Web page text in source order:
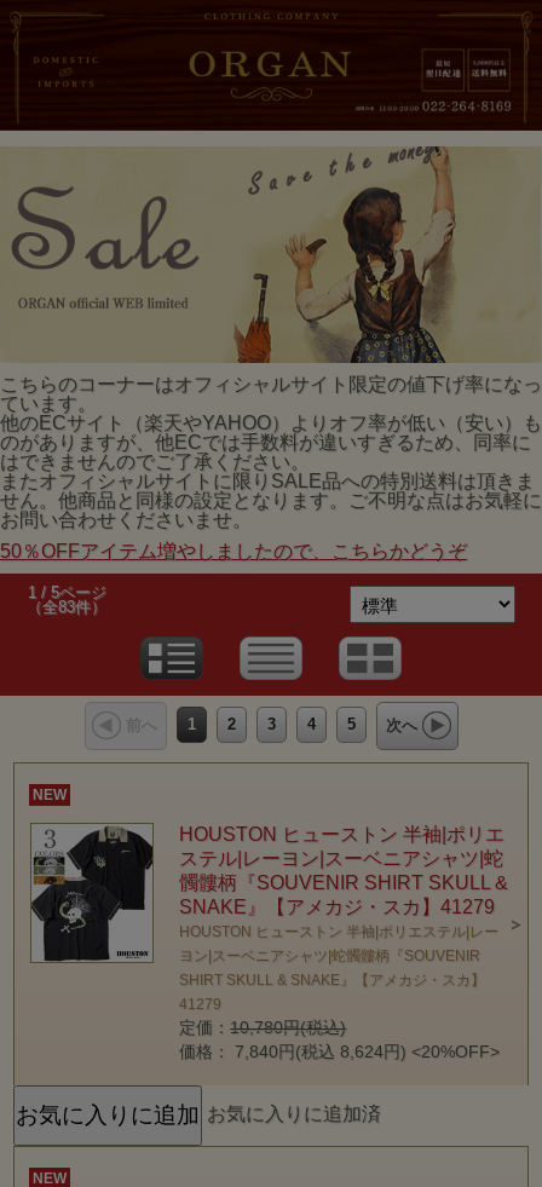
こちらのコーナーはオフィシャルサイト限定の値下げ率になっ
ています。
他のECサイト（楽天やYAHOO）よりオフ率が低い（安い）も
のがありますが、他ECでは手数料が違いすぎるため、同率に
はできませんのでご了承ください。
またオフィシャルサイトに限りSALE品への特別送料は頂きま
せん。他商品と同様の設定となります。ご不明な点はお気軽に
お問い合わせくださいませ。
50％OFFアイテム増やしましたので、こちらかどうぞ
1 / 5ページ
（全83件）
前へ 1 2 3 4 5 次へ
NEW
HOUSTON ヒューストン 半袖|ポリエ
ステル|レーヨン|スーベニアシャツ|蛇
髑髏柄『SOUVENIR SHIRT SKULL &
SNAKE』【アメカジ・スカ】41279
HOUSTON ヒューストン 半袖|ポリエステル|レー
ヨン|スーベニアシャツ|蛇髑髏柄『SOUVENIR
SHIRT SKULL & SNAKE』【アメカジ・スカ】
41279
定価：10,780円(税込)
価格： 7,840円(税込 8,624円)<20%OFF>
お気に入りに追加済
NEW